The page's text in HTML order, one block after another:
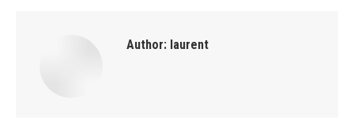
Author: laurent